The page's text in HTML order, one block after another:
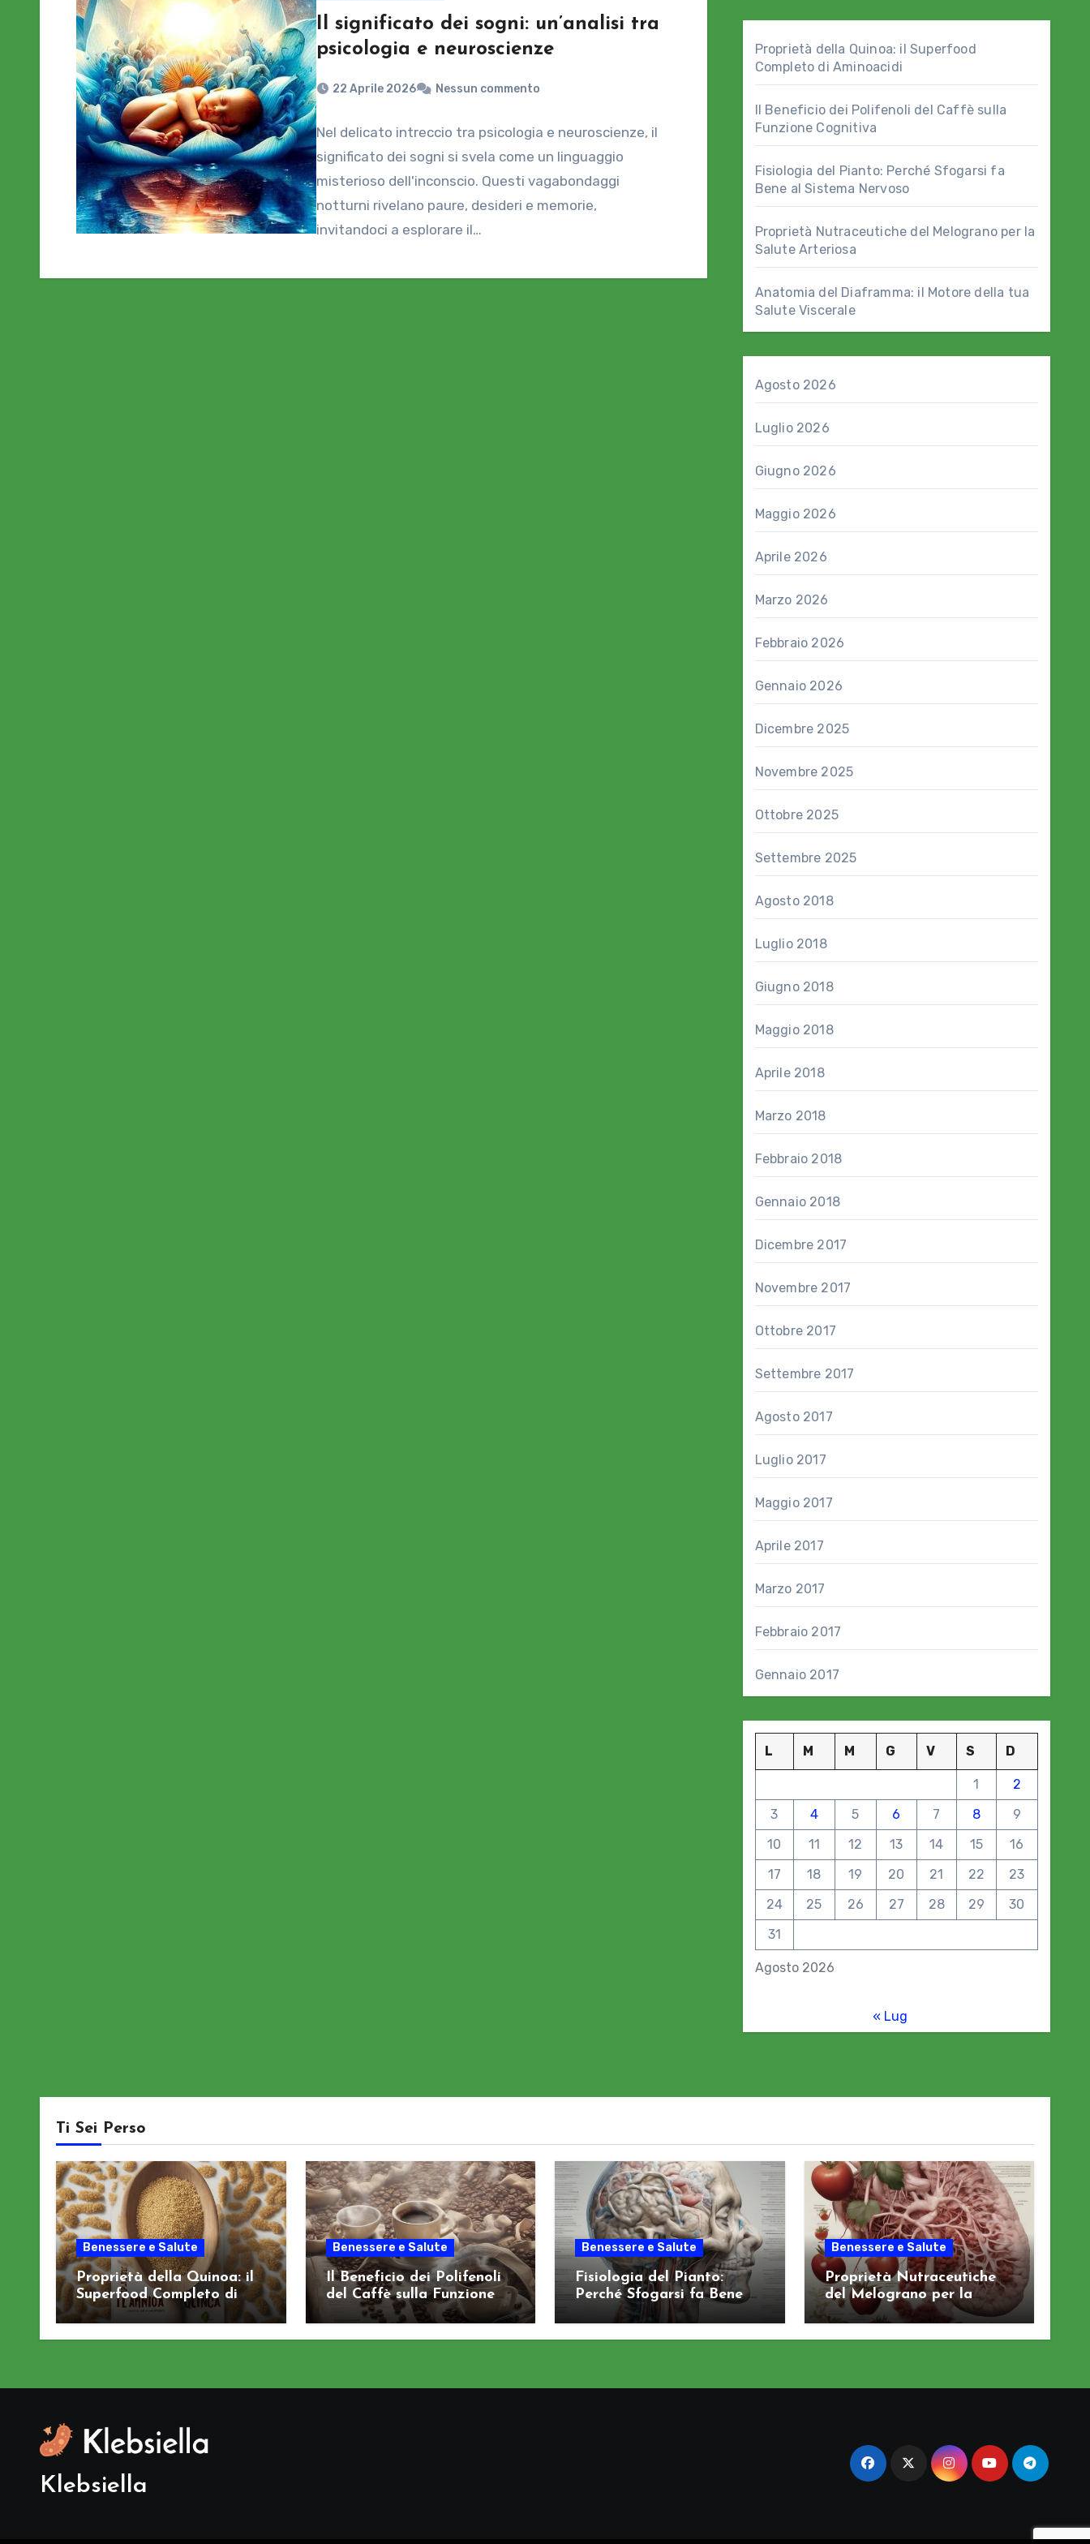
Il significato dei sogni: un’analisi tra
psicologia e neuroscienze
22 Aprile 2026 Nessun commento
Nel delicato intreccio tra psicologia e neuroscienze, il
significato dei sogni si svela come un linguaggio
misterioso dell'inconscio. Questi vagabondaggi
notturni rivelano paure, desideri e memorie,
invitandoci a esplorare il…
Proprietà della Quinoa: il Superfood
Completo di Aminoacidi
Il Beneficio dei Polifenoli del Caffè sulla
Funzione Cognitiva
Fisiologia del Pianto: Perché Sfogarsi fa
Bene al Sistema Nervoso
Proprietà Nutraceutiche del Melograno per la
Salute Arteriosa
Anatomia del Diaframma: il Motore della tua
Salute Viscerale
Agosto 2026
Luglio 2026
Giugno 2026
Maggio 2026
Aprile 2026
Marzo 2026
Febbraio 2026
Gennaio 2026
Dicembre 2025
Novembre 2025
Ottobre 2025
Settembre 2025
Agosto 2018
Luglio 2018
Giugno 2018
Maggio 2018
Aprile 2018
Marzo 2018
Febbraio 2018
Gennaio 2018
Dicembre 2017
Novembre 2017
Ottobre 2017
Settembre 2017
Agosto 2017
Luglio 2017
Maggio 2017
Aprile 2017
Marzo 2017
Febbraio 2017
Gennaio 2017
Agosto 2026
L M M G V S D
1
2
3
4 5 6 7 8
9
10
11 12 13 14 15
16
17
18 19 20 21 22
23
24
25 26 27 28 29
30
31
« Lug
Ti Sei Perso
Benessere e Salute
Proprietà della Quinoa: il
Superfood Completo di
Aminoacidi
Benessere e Salute
Il Beneficio dei Polifenoli
del Caffè sulla Funzione
Cognitiva
Benessere e Salute
Fisiologia del Pianto:
Perché Sfogarsi fa Bene al
Sistema Nervoso
Benessere e Salute
Proprietà Nutraceutiche
del Melograno per la
Salute Arteriosa
Klebsiella